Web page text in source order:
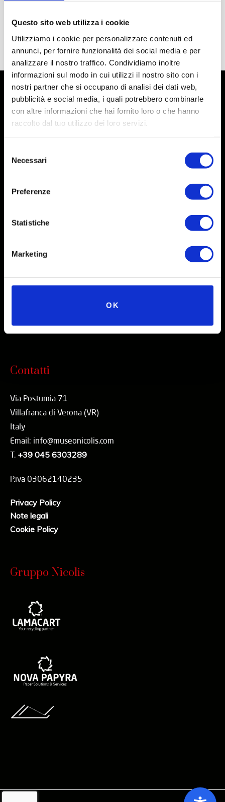
Questo sito web utilizza i cookie
Utilizziamo i cookie per personalizzare contenuti ed
annunci, per fornire funzionalità dei social media e per
analizzare il nostro traffico. Condividiamo inoltre
informazioni sul modo in cui utilizzi il nostro sito con i
nostri partner che si occupano di analisi dei dati web,
pubblicità e social media, i quali potrebbero combinarle
con altre informazioni che hai fornito loro o che hanno
raccolto dal tuo utilizzo dei loro servizi.
delNecessari
Preferenze
Statistiche
Marketing
OK
Facebook
Linkedin
TikTok
Contatti
Via Postumia 71
Villafranca di Verona (VR)
Italy
Email: info@museonicolis.com
T. +39 045 6303289
P.iva 03062140235
Privacy Policy
Note legali
Cookie Policy
Gruppo Nicolis